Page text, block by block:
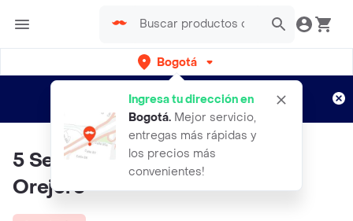
Bogotá
Ingresa tu dirección en
Bogotá. Mejor servicio,
entregas más rápidas y
los precios más
convenientes!
envíos gratis por semanas
Aplican TyC
5 Semillas Orgánicas De Árbol
Orejero